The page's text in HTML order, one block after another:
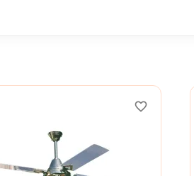
favorite_border